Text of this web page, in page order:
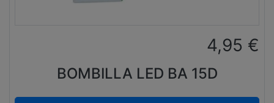
4,95 €
BOMBILLA LED BA 15D